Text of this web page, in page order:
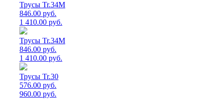
Трусы Tr.34M
846.00 руб.
1 410.00 руб.
Трусы Tr.34M
846.00 руб.
1 410.00 руб.
Трусы Tr.30
576.00 руб.
960.00 руб.